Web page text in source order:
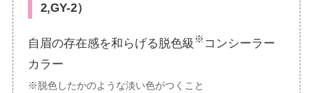
2,GY-2）
自眉の存在感を和らげる脱色級 ※ コンシーラー
カラー
※脱色したかのような淡い色がつくこと